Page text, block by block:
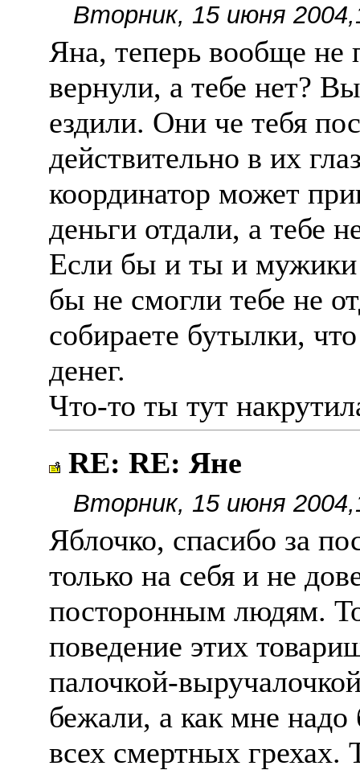
Вторник, 15 июня
Яна, теперь вообще не
вернули, а тебе нет?
ездили. Они че тебя
действительно в их
координатор может
деньги отдали, а тебе
Если бы и ты и мужики
бы не смогли тебе не
собираете бутылки,
денег.
Что-то ты тут
RE: RE: Яне
Вторник, 15 июня
Яблочко, спасибо за
только на себя и не
посторонным людям.
поведение этих
палочкой-
бежали, а как мне
всех смертных грехах.